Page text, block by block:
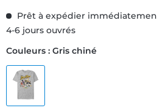
Prêt à expédier
4-6 jours ouvrés
Couleurs : Gris chiné